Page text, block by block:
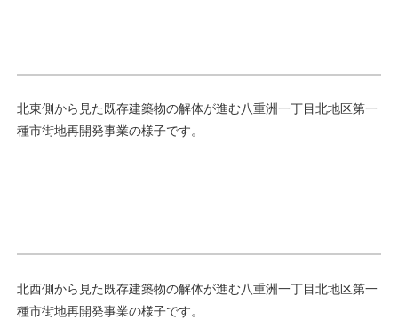
北東側から見た既存建築物の解体が進む八重洲一丁目北地区第一
種市街地再開発事業の様子です。
北西側から見た既存建築物の解体が進む八重洲一丁目北地区第一
種市街地再開発事業の様子です。